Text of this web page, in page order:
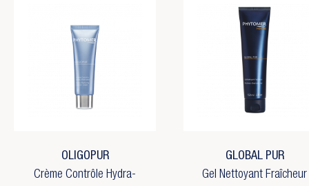
OLIGOPUR
Crème Contrôle Hydra-
GLOBAL PUR
Gel Nettoyant Fraîcheur